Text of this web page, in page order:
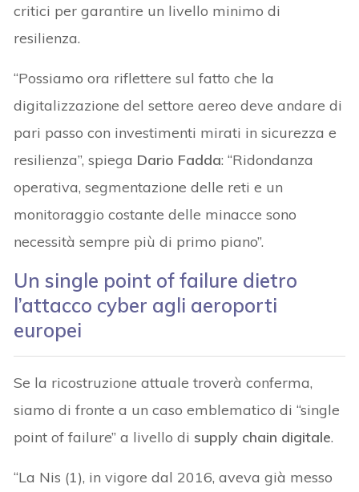
critici per garantire un livello minimo di
resilienza.
“Possiamo ora riflettere sul fatto che la
digitalizzazione del settore aereo deve andare di
pari passo con investimenti mirati in sicurezza e
resilienza”, spiega Dario Fadda: “Ridondanza
operativa, segmentazione delle reti e un
monitoraggio costante delle minacce sono
necessità sempre più di primo piano”.
Un single point of failure dietro
l’attacco cyber agli aeroporti
europei
Se la ricostruzione attuale troverà conferma,
siamo di fronte a un caso emblematico di “single
point of failure” a livello di supply chain digitale.
“La Nis (1), in vigore dal 2016, aveva già messo